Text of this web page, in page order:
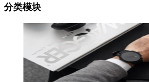
分类模块